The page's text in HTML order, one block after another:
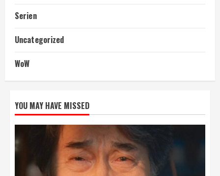
Serien
Uncategorized
WoW
YOU MAY HAVE MISSED